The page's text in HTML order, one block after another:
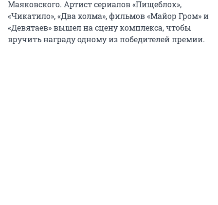
Маяковского. Артист сериалов «Пищеблок»,
«Чикатило», «Два холма», фильмов «Майор Гром» и
«Девятаев» вышел на сцену комплекса, чтобы
вручить награду одному из победителей премии.